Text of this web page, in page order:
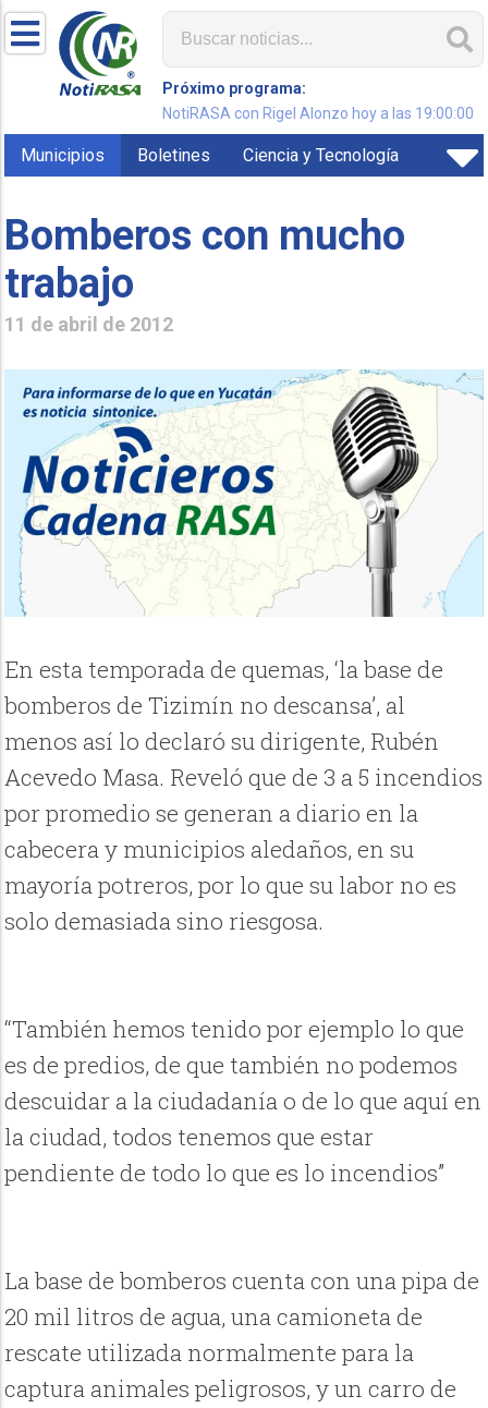
Próximo programa:
NotiRASA con Rigel Alonzo hoy a las 19:00:00
Municipios Boletines Ciencia y Tecnología
Bomberos con mucho
trabajo
11 de abril de 2012
En esta temporada de quemas, ‘la base de
bomberos de Tizimín no descansa’, al
menos así lo declaró su dirigente, Rubén
Acevedo Masa. Reveló que de 3 a 5 incendios
por promedio se generan a diario en la
cabecera y municipios aledaños, en su
mayoría potreros, por lo que su labor no es
solo demasiada sino riesgosa.
“También hemos tenido por ejemplo lo que
es de predios, de que también no podemos
descuidar a la ciudadanía o de lo que aquí en
la ciudad, todos tenemos que estar
pendiente de todo lo que es lo incendios”
La base de bomberos cuenta con una pipa de
20 mil litros de agua, una camioneta de
rescate utilizada normalmente para la
captura animales peligrosos, y un carro de